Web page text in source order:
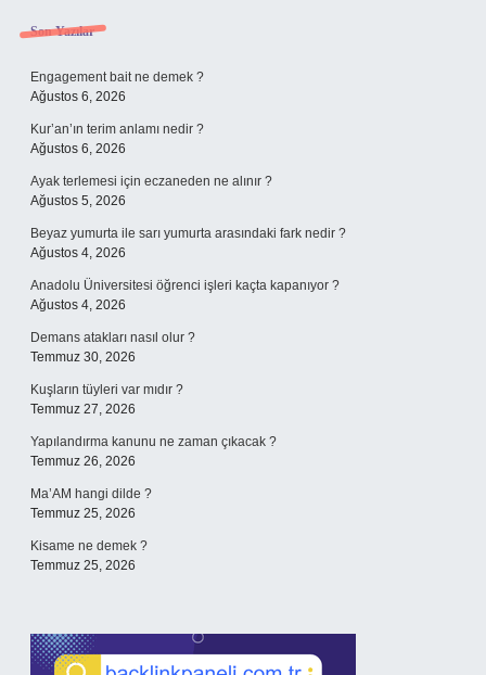
Sidebar
Son Yazılar
Engagement bait ne demek ?
Ağustos 6, 2026
Kur’an’ın terim anlamı nedir ?
Ağustos 6, 2026
Ayak terlemesi için eczaneden ne alınır ?
Ağustos 5, 2026
Beyaz yumurta ile sarı yumurta arasındaki fark nedir ?
Ağustos 4, 2026
Anadolu Üniversitesi öğrenci işleri kaçta kapanıyor ?
Ağustos 4, 2026
Demans atakları nasıl olur ?
Temmuz 30, 2026
Kuşların tüyleri var mıdır ?
Temmuz 27, 2026
Yapılandırma kanunu ne zaman çıkacak ?
Temmuz 26, 2026
Ma’AM hangi dilde ?
Temmuz 25, 2026
Kisame ne demek ?
Temmuz 25, 2026